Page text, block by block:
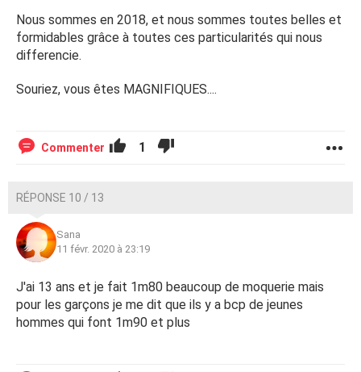
Nous sommes en 2018, et nous sommes toutes belles et
formidables grâce à toutes ces particularités qui nous
differencie.
Souriez, vous êtes MAGNIFIQUES....
Commenter 1
RÉPONSE 10 / 13
Sana
11 févr. 2020 à 23:19
J'ai 13 ans et je fait 1m80 beaucoup de moquerie mais
pour les garçons je me dit que ils y a bcp de jeunes
hommes qui font 1m90 et plus